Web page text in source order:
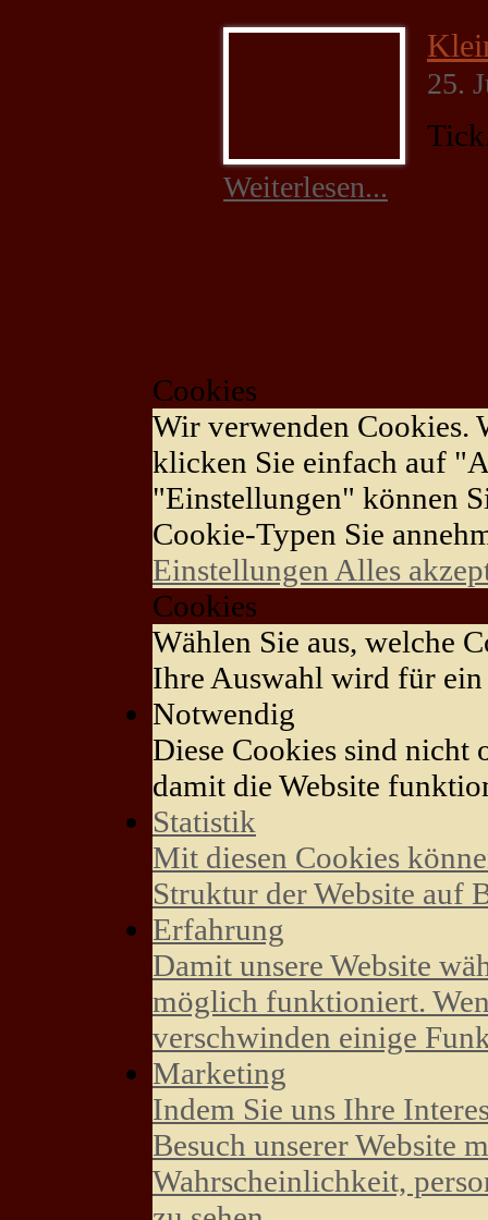
25.
Weiterlesen...
Cookies
Wir verwenden Cookies.
klicken Sie einfach auf
"Einstellungen" können
Cookie-Typen Sie
Einstellungen Alles
Cookies
Wählen Sie aus, welche
Ihre Auswahl wird für ein
Notwendig
Diese Cookies sind nicht
damit die Website
Statistik
Mit diesen Cookies
Struktur der Website auf
Erfahrung
Damit unsere Website
möglich funktioniert.
verschwinden einige
Marketing
Indem Sie uns Ihre
Besuch unserer Website
Wahrscheinlichkeit,